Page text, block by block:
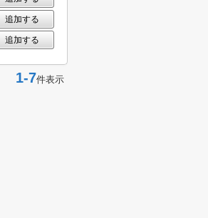
追加する
追加する
1-7件表示